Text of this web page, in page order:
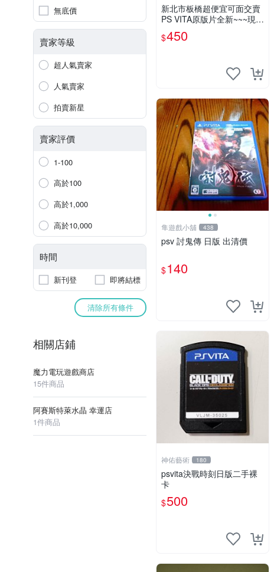
無底價
賣家等級
超人氣賣家
人氣賣家
拍賣新星
賣家評價
1-100
高於100
高於1,000
高於10,000
時間
新刊登 即將結標
清除所有條件
相關店鋪
魔力電玩遊戲商店
15件商品
阿賽斯特萊水晶 幸運店
1件商品
新北市板橋超便宜可面交賣
PS VITA原版片全新~~~現充
爆死 NET HIGH~~~便宜賣
$450
隼遊戲小舖 438
psv 討鬼傳 日版 出清價
$140
神佑藝術 180
psvita決戰時刻日版二手裸
卡
$500